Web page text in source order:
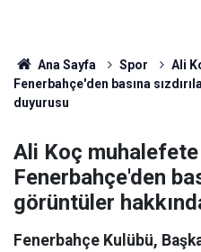
Ana Sayfa Spor
Ali
Fenerbahçe'den basına
duyurusu
Ali Koç muhalefete
Fenerbahçe'den
görüntüler
Fenerbahçe Kulübü,